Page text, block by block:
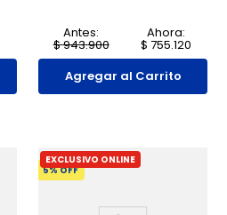
Antes:
$943.900
Ahora:
$ 755.120
Agregar al Carrito
5% OFF
EXCLUSIVO ONLINE